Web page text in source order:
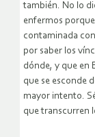
también. No lo
enfermos
contaminada
por saber los
dónde, y que en
que se esconde
mayor intento.
que transcurren